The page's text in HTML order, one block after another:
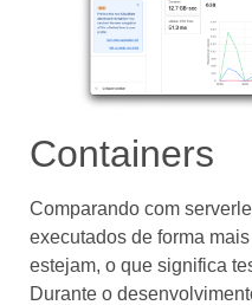
Containers
Comparando com
executados de forma
estejam, o que significa
Durante o